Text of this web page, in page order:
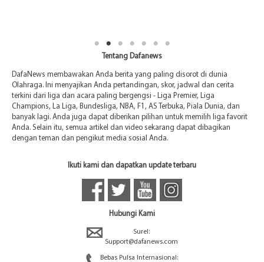
Tentang Dafanews
DafaNews membawakan Anda berita yang paling disorot di dunia
Olahraga. Ini menyajikan Anda pertandingan, skor, jadwal dan cerita
terkini dari liga dan acara paling bergengsi - Liga Premier, Liga
Champions, La Liga, Bundesliga, NBA, F1, AS Terbuka, Piala Dunia, dan
banyak lagi. Anda juga dapat diberikan pilihan untuk memilih liga favorit
Anda. Selain itu, semua artikel dan video sekarang dapat dibagikan
dengan teman dan pengikut media sosial Anda.
Ikuti kami dan dapatkan update terbaru
Hubungi Kami
Surel:
Support@dafanews.com
Bebas Pulsa Internasional: